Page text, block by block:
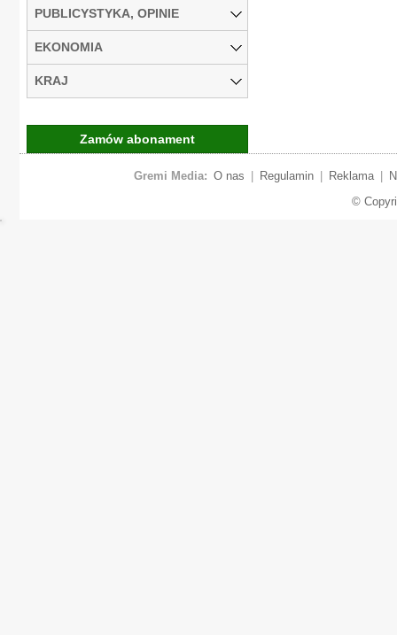
PUBLICYSTYKA, OPINIE
EKONOMIA
KRAJ
Zamów abonament
Gremi Media: O nas Regulamin Reklama
©